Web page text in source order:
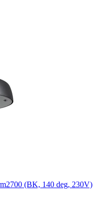
(BK, 140 deg, 230V)